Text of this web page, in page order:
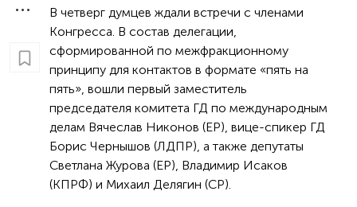
В четверг думцев ждали встречи с членами
Конгресса. В состав делегации,
сформированной по межфракционному
принципу для контактов в формате «пять на
пять», вошли первый заместитель
председателя комитета ГД по международным
делам Вячеслав Никонов (ЕР), вице-спикер ГД
Борис Чернышов (ЛДПР), а также депутаты
Светлана Журова (ЕР), Владимир Исаков
(КПРФ) и Михаил Делягин (СР).